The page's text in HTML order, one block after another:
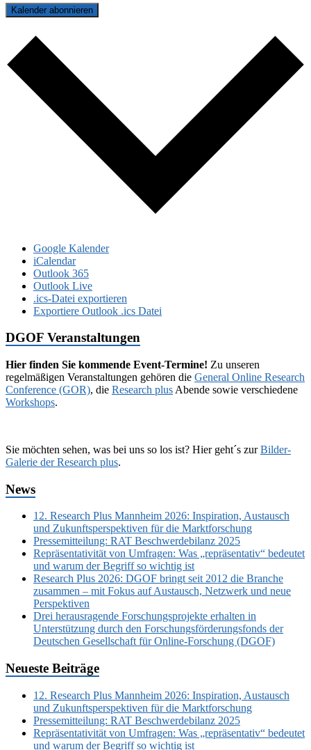
Kalender abonnieren
Google Kalender
iCalendar
Outlook 365
Outlook Live
.ics-Datei exportieren
Exportiere Outlook .ics Datei
DGOF Veranstaltungen
Hier finden Sie kommende Event-Termine! Zu unseren
regelmäßigen Veranstaltungen gehören die General Online Research
Conference (GOR), die Research plus Abende sowie verschiedene
Workshops.
Sie möchten sehen, was bei uns so los ist? Hier geht´s zurBilder-
Galerie der Research plus.
News
12. Research Plus Mannheim 2026: Inspiration, Austausch
und Zukunftsperspektiven für die Marktforschung
Pressemitteilung: RAT Beschwerdebilanz 2025
Repräsentativität von Umfragen: Was „repräsentativ“ bedeutet
und warum der Begriff so wichtig ist
Research Plus 2026: DGOF bringt seit 2012 die Branche
zusammen – mit Fokus auf Austausch, Netzwerk und neue
Perspektiven
Drei herausragende Forschungsprojekte erhalten in
Unterstützung durch den Forschungsförderungsfonds der
Deutschen Gesellschaft für Online-Forschung (DGOF)
Neueste Beiträge
12. Research Plus Mannheim 2026: Inspiration, Austausch
und Zukunftsperspektiven für die Marktforschung
Pressemitteilung: RAT Beschwerdebilanz 2025
Repräsentativität von Umfragen: Was „repräsentativ“ bedeutet
und warum der Begriff so wichtig ist